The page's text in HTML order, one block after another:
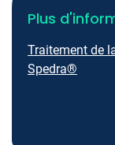
Plus
Traitement de
Spedra®